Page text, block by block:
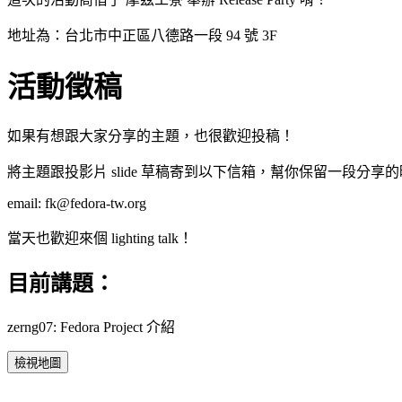
地址為：台北市中正區八德路一段 94 號 3F
活動徵稿
如果有想跟大家分享的主題，也很歡迎投稿！
將主題跟投影片 slide 草稿寄到以下信箱，幫你保留一段分享
email: fk@fedora-tw.org
當天也歡迎來個 lighting talk！
目前講題：
zerng07: Fedora Project 介紹
檢視地圖